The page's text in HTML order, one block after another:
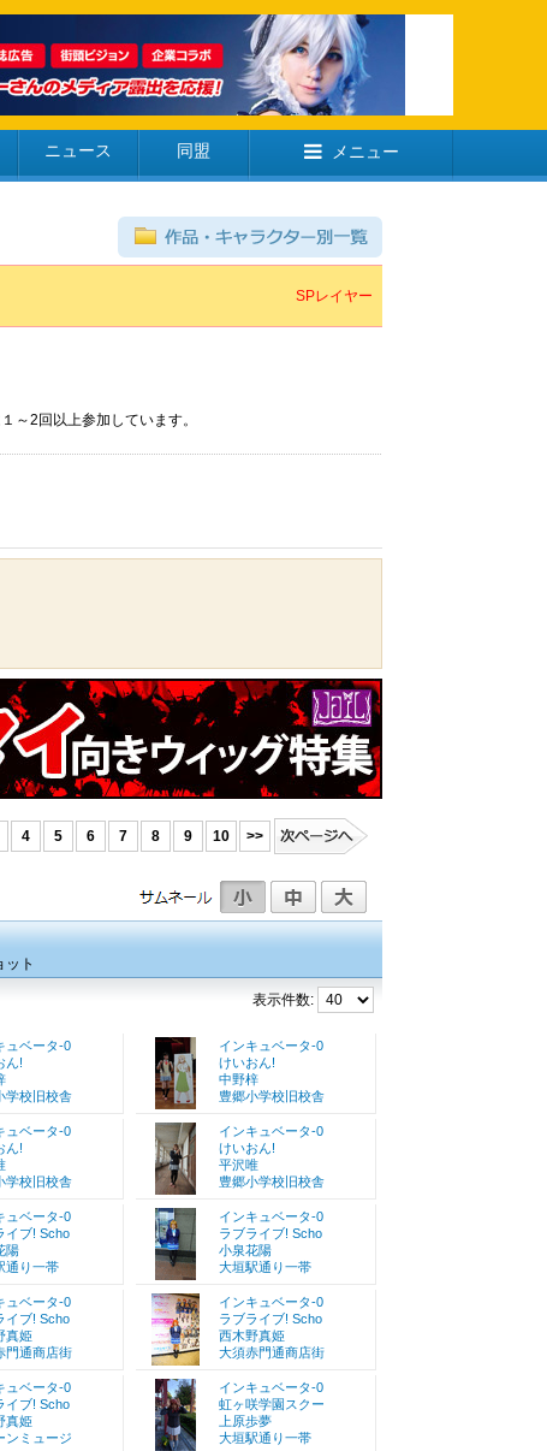
ニュース 同盟 メニュー
SPレイヤー
～2回以上参加しています。
4 5 6 7 8 9 10 >>
ット
表示件数:
ュベータ-0
ん!
学校旧校舎
インキュベータ-0
けいおん!
中野梓
豊郷小学校旧校舎
ュベータ-0
ん!
学校旧校舎
インキュベータ-0
けいおん!
平沢唯
豊郷小学校旧校舎
ュベータ-0
イブ! Scho
陽
通り一帯
インキュベータ-0
ラブライブ! Scho
小泉花陽
大垣駅通り一帯
ュベータ-0
イブ! Scho
真姫
門通商店街
インキュベータ-0
ラブライブ! Scho
西木野真姫
大須赤門通商店街
ュベータ-0
イブ! Scho
真姫
ンミュージ
インキュベータ-0
虹ヶ咲学園スクー
上原歩夢
大垣駅通り一帯